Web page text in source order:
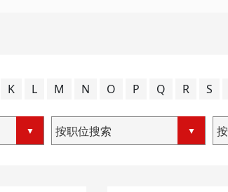
K L M N O P Q R S
按职位搜索